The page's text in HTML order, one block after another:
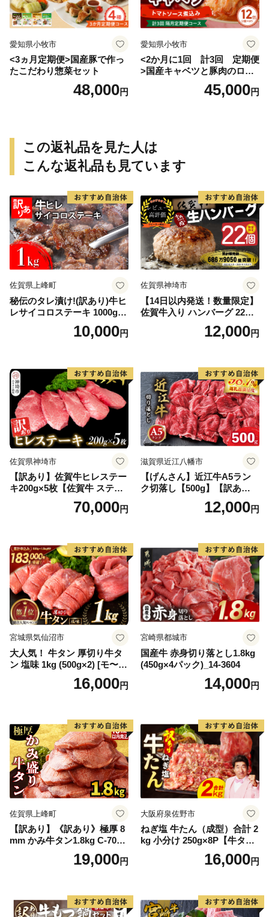
愛知県小牧市
<3ヵ月定期便>国産豚で作っ
たこだわり惣菜セット
48,000円
愛知県小牧市
<2か月に1回 計3回 定期便
>国産キャベツと豚肉のロー
ルキャベツ（6P入り）
45,000円
この返礼品を見た人は
こんな返礼品も見ています
佐賀県上峰町
秘伝のタレ漬け!(訳あり)牛ヒ
レサイコロステーキ 1000g
10,000円
佐賀県神埼市
【14日以内発送！数量限定】
佐賀牛入り ハンバーグ 22個
2.6kg(120g×22個)【佐賀牛
黒毛和牛 ブランド牛 九州 ハ
気】(H083106)
12,000円
佐賀県神埼市
【訳あり】佐賀牛ヒレステー
キ200g×5枚【佐賀牛 ステー
キ ブランド肉 ヒレ肉 フィレ
肉 ジューシー ヘルシー】(H0
70,000円
滋賀県近江八幡市
【げんさん】近江牛A5ラン
ク切落し【500g】【訳あり】
12,000円
宮城県気仙沼市
大人気！ 牛タン 厚切り牛タ
ン 塩味 1kg (500g×2) [モ〜ラ
ンド 宮城県 気仙沼市 205646
60] 肉 牛肉 精肉 牛たん 牛タ
厚切り タン
16,000円
宮崎県都城市
国産牛 赤身切り落とし1.8kg
(450g×4パック)_14-3604
14,000円
佐賀県上峰町
【訳あり】《訳あり》極厚 8
mm かみ牛タン1.8kg C-709-
19,000円
大阪府泉佐野市
ねぎ塩 牛たん（成型）合計 2
kg 小分け 250g×8P【牛タン
牛肉 焼肉用 薄切り 訳あり サ
16,000円